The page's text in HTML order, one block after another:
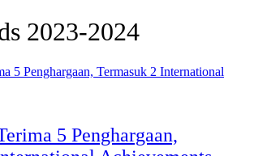
2023-2024
5 Penghargaan,